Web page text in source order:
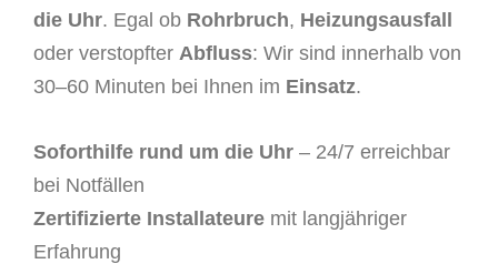
die Uhr. Egal ob Rohrbruch, Heizungsausfall
oder verstopfter Abfluss: Wir sind innerhalb von
30–60 Minuten bei Ihnen im Einsatz.
Soforthilfe rund um die Uhr – 24/7 erreichbar
bei Notfällen
Zertifizierte Installateure mit langjähriger
Erfahrung